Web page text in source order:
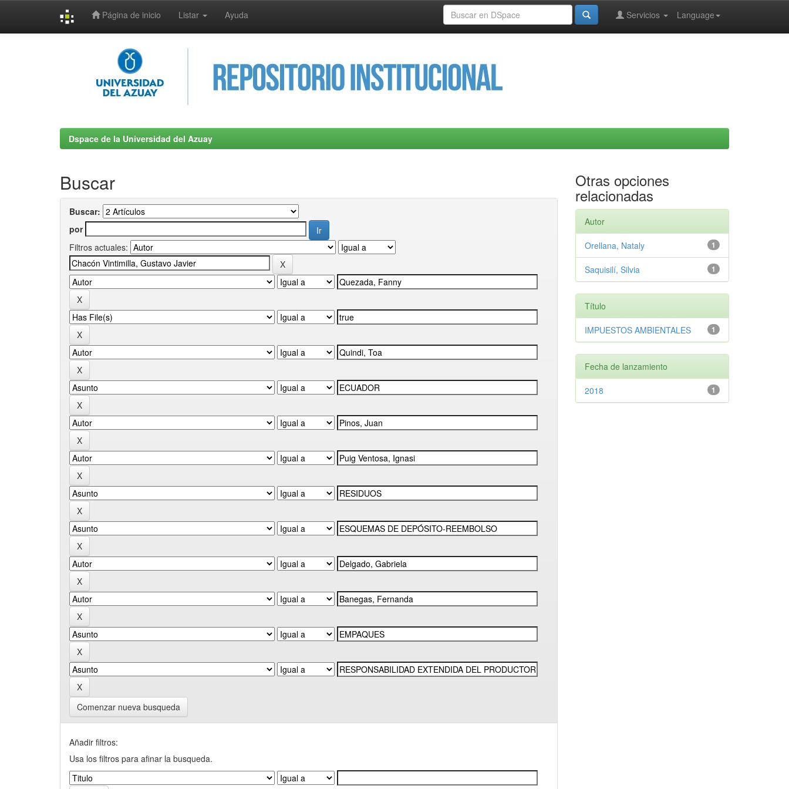
Página de inicio Listar Ayuda Language
Servicios
Dspace de la Universidad del Azuay
Buscar
Buscar:
por
Filtros actuales:
Comenzar nueva busqueda
Añadir filtros:
Usa los filtros para afinar la busqueda.
Otras opciones
relacionadas
Autor
1
Orellana, Nataly
1
Saquisilí, Silvia
Título
1
IMPUESTOS AMBIENTALES
Fecha de lanzamiento
1
2018